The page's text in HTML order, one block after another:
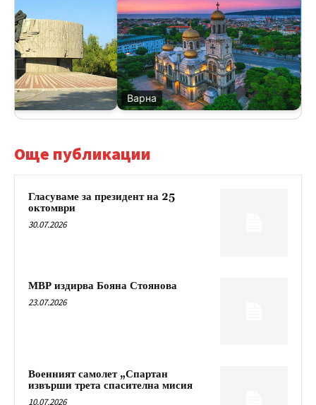
Варна
Още публикации
Гласуваме за президент на 25
октомври
30.07.2026
МВР издирва Бояна Стоянова
23.07.2026
Военният самолет „Спартан
извърши трета спасителна мисия
10.07.2026